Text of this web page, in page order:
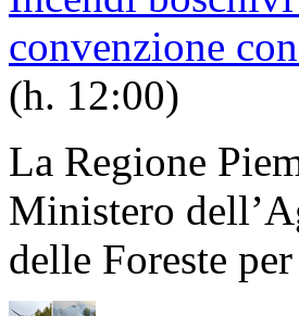
convenzione
(h. 12:00)
La Regione
Ministero
delle Foreste